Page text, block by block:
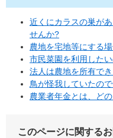
近くにカラスの巣が
せんか?
農地を宅地等にする
市民菜園を利用した
法人は農地を所有で
鳥が怪我していたの
農業者年金とは、ど
このページに関する